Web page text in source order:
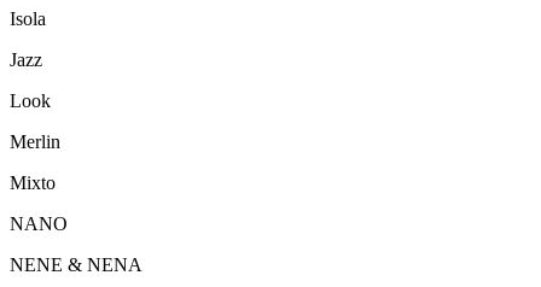
Isola
Jazz
Look
Merlin
Mixto
NANO
NENE & NENA